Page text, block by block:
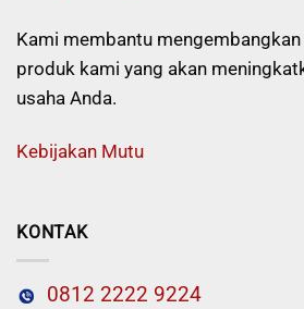
Kami membantu
produk kami yang akan
usaha Anda.
Kebijakan Mutu
KONTAK
0812 2222 9224